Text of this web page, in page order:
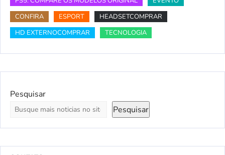
CONFIRA
ESPORT
HEADSETCOMPRAR
HD EXTERNOCOMPRAR
TECNOLOGIA
Pesquisar
Pesquisar